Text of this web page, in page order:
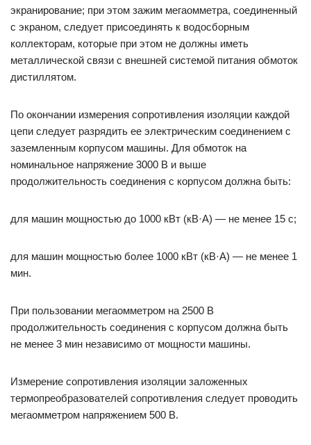
экранирование; при этом зажим мегаомметра, соединенный
с экраном, следует присоединять к водосборным
коллекторам, которые при этом не должны иметь
металлической связи с внешней системой питания обмоток
дистиллятом.
По окончании измерения сопротивления изоляции каждой
цепи следует разрядить ее электрическим соединением с
заземленным корпусом машины. Для обмоток на
номинальное напряжение 3000 В и выше
продолжительность соединения с корпусом должна быть:
для машин мощностью до 1000 кВт (кВ·А) — не менее 15 с;
для машин мощностью более 1000 кВт (кВ·А) — не менее 1
мин.
При пользовании мегаомметром на 2500 В
продолжительность соединения с корпусом должна быть
не менее 3 мин независимо от мощности машины.
Измерение сопротивления изоляции заложенных
термопреобразователей сопротивления следует проводить
мегаомметром напряжением 500 В.